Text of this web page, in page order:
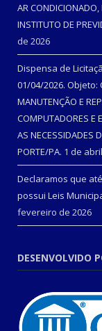
AR CONDICIONADO,
INSTITUTO DE
de 2026
Dispensa de
01/04/2026. Objeto:
MANUTENÇÃO E
COMPUTADORES E
AS NECESSIDADES
PORTE/PA. 1 de
Declaramos que
possui Leis
fevereiro de 2026
DESENVOLVIDO